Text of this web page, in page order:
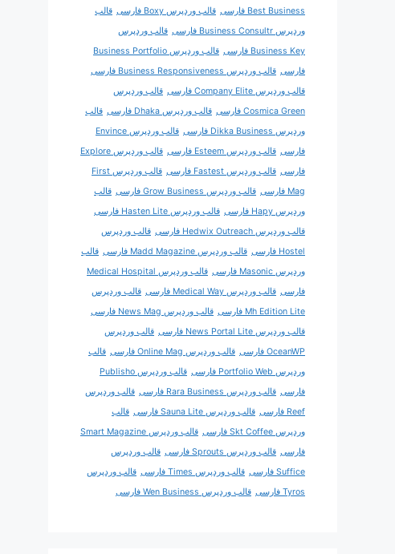
Best Business فارسی
قالب وردپرس Boxy فارسی
قالب
وردپرس Business Consultr فارسی
قالب وردپرس
Business Key فارسی
قالب وردپرس Business Portfolio
فارسی قالب وردپرس Business Responsiveness فارسی
قالب وردپرس Company Elite فارسی
قالب وردپرس
Cosmica Green فارسی
قالب وردپرس Dhaka فارسی
قالب
وردپرس Dikka Business فارسی
قالب وردپرس Envince
فارسی قالب وردپرس Esteem فارسی
قالب وردپرس Explore
فارسی قالب وردپرس Fastest فارسی
قالب وردپرس First
Mag فارسی
قالب وردپرس Grow Business فارسی
قالب
وردپرس Hapy فارسی
قالب وردپرس Hasten Lite فارسی
قالب وردپرس Hedwix Outreach فارسی
قالب وردپرس
Hostel فارسی
قالب وردپرس Madd Magazine فارسی
قالب
وردپرس Masonic فارسی
قالب وردپرس Medical Hospital
فارسی قالب وردپرس Medical Way فارسی
قالب وردپرس
Mh Edition Lite فارسی
قالب وردپرس News Mag فارسی
قالب وردپرس News Portal Lite فارسی
قالب وردپرس
OceanWP فارسی
قالب وردپرس Online Mag فارسی
قالب
وردپرس Portfolio Web فارسی
قالب وردپرس Publisho
فارسی قالب وردپرس Rara Business فارسی
قالب وردپرس
Reef فارسی
قالب وردپرس Sauna Lite فارسی
قالب
وردپرس Skt Coffee فارسی
قالب وردپرس Smart Magazine
فارسی قالب وردپرس Sprouts فارسی
قالب وردپرس
Suffice فارسی
قالب وردپرس Times فارسی
قالب وردپرس
Tyros فارسی
قالب وردپرس Wen Business فارسی